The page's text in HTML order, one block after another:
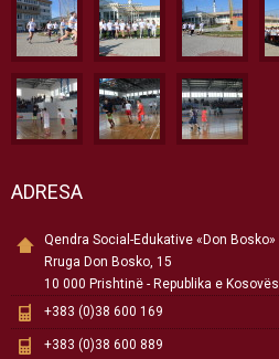
ADRESA
Qendra Social-Edukative «Don Bosko»
Rruga Don Bosko, 15
10 000 Prishtinë - Republika e Kosovës
+383 (0)38 600 169
+383 (0)38 600 889